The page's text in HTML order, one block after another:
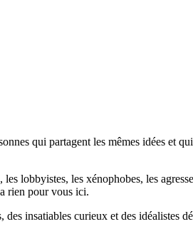
qui partagent les mêmes idées et
lobbyistes, les xénophobes, les
rien pour vous ici.
insatiables curieux et des idéalistes